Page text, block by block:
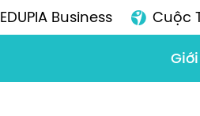
EDUPIA Business
Cuộc